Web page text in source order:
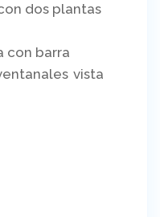
dos plantas
con barra
vista